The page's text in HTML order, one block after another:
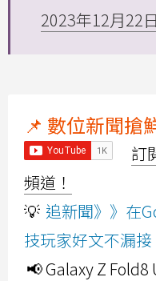
2023年12月22日
📌 數位新聞搶
訂
頻道！
💡 追新聞》》在
技玩家好文不漏接
📢 Galaxy Z